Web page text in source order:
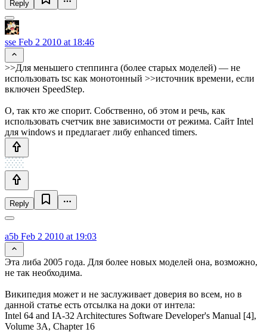
Reply
sse Feb 2 2010 at 18:46
>>Для меньшего степпинга (более старых моделей) — не
использовать tsc как монотонный >>источник времени, если
включен SpeedStep.
О, так кто же спорит. Собственно, об этом и речь, как
использовать счетчик вне зависимости от режима. Сайт Intel
для windows и предлагает либу enhanced timers.
Reply
a5b Feb 2 2010 at 19:03
Эта либа 2005 года. Для более новых моделей она, возможно,
не так необходима.
Википедия может и не заслуживает доверия во всем, но в
данной статье есть отсылка на доки от интела:
Intel 64 and IA-32 Architectures Software Developer's Manual [4],
Volume 3A, Chapter 16